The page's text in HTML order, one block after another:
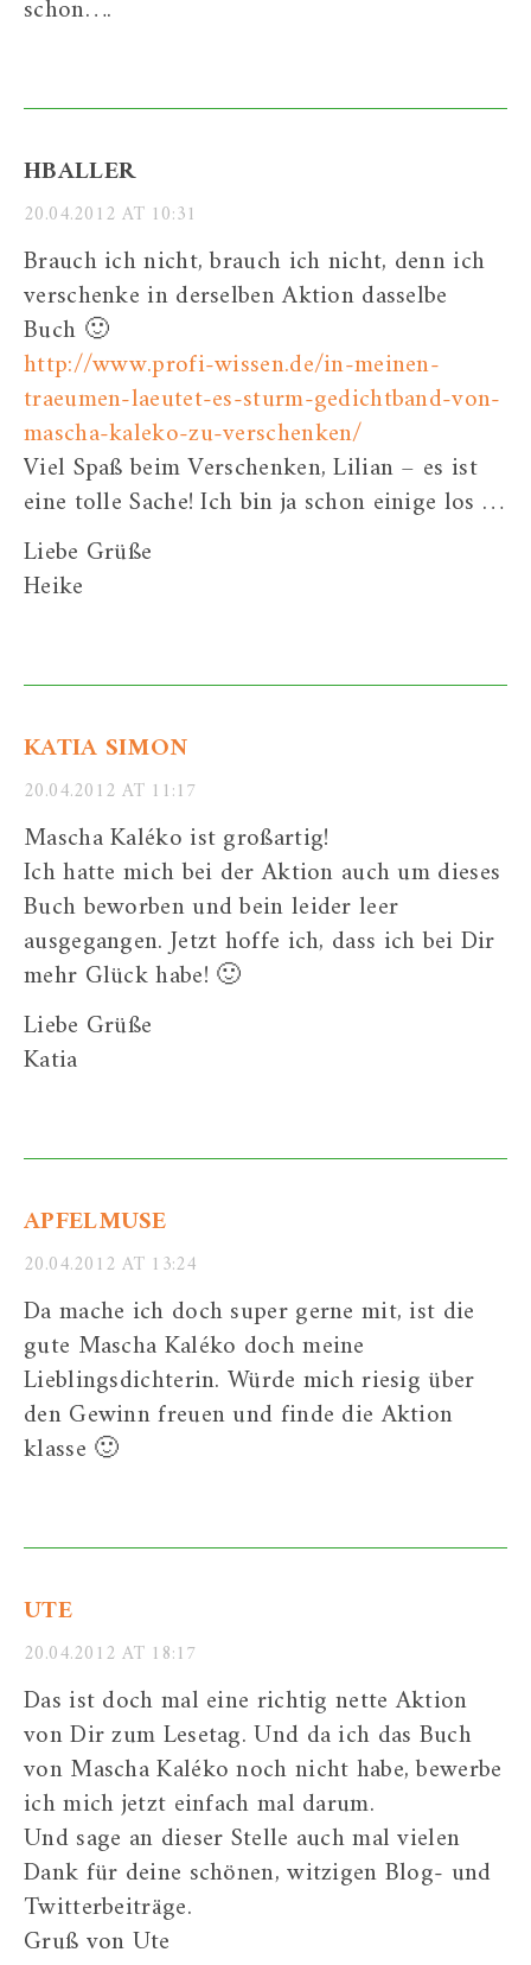
schon….
HBALLER
20.04.2012 AT 10:31
Brauch ich nicht, brauch ich nicht, denn ich
verschenke in derselben Aktion dasselbe
Buch 🙂
http://www.profi-wissen.de/in-meinen-
traeumen-laeutet-es-sturm-gedichtband-von-
mascha-kaleko-zu-verschenken/
Viel Spaß beim Verschenken, Lilian – es ist
eine tolle Sache! Ich bin ja schon einige los …
Liebe Grüße
Heike
KATIA SIMON
20.04.2012 AT 11:17
Mascha Kaléko ist großartig!
Ich hatte mich bei der Aktion auch um dieses
Buch beworben und bein leider leer
ausgegangen. Jetzt hoffe ich, dass ich bei Dir
mehr Glück habe! 🙂
Liebe Grüße
Katia
APFELMUSE
20.04.2012 AT 13:24
Da mache ich doch super gerne mit, ist die
gute Mascha Kaléko doch meine
Lieblingsdichterin. Würde mich riesig über
den Gewinn freuen und finde die Aktion
klasse 🙂
UTE
20.04.2012 AT 18:17
Das ist doch mal eine richtig nette Aktion
von Dir zum Lesetag. Und da ich das Buch
von Mascha Kaléko noch nicht habe, bewerbe
ich mich jetzt einfach mal darum.
Und sage an dieser Stelle auch mal vielen
Dank für deine schönen, witzigen Blog- und
Twitterbeiträge.
Gruß von Ute